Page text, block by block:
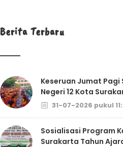
Berita Terbaru
Keseruan Jumat Pagi
Negeri 12 Kota
31-07-2026 pukul
Sosialisasi Program
Surakarta Tahun